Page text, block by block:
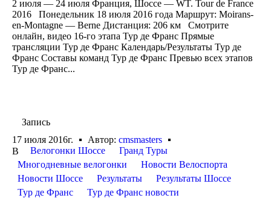
2 июля — 24 июля Франция, Шоссе — WT. Tour de France
2016 Понедельник 18 июля 2016 года Маршрут: Moirans-
en-Montagne — Berne Дистанция: 206 км Смотрите
онлайн, видео 16-го этапа Тур де Франс Прямые
трансляции Тур де Франс Календарь/Результаты Тур де
Франс Составы команд Тур де Франс Превью всех этапов
Тур де Франс...
Запись
17 июля 2016г.
Автор: cmsmasters
В
Велогонки Шоссе
Гранд Туры
Многодневные велогонки
Новости Велоспорта
Новости Шоссе
Результаты
Результаты Шоссе
Тур де Франс
Тур де Франс новости